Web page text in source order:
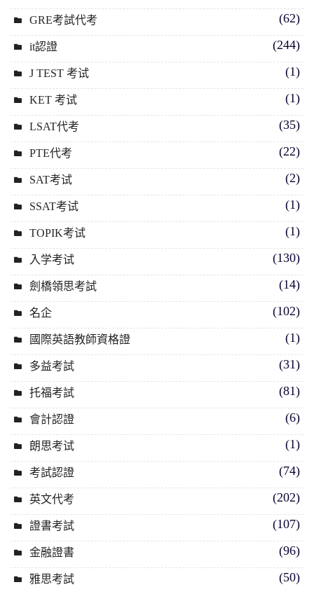
GRE考試代考 (62)
it認證 (244)
J TEST 考试 (1)
KET 考试 (1)
LSAT代考 (35)
PTE代考 (22)
SAT考试 (2)
SSAT考试 (1)
TOPIK考试 (1)
入学考试 (130)
劍橋領思考試 (14)
名企 (102)
國際英語教師資格證 (1)
多益考試 (31)
托福考試 (81)
會計認證 (6)
朗思考试 (1)
考試認證 (74)
英文代考 (202)
證書考試 (107)
金融證書 (96)
雅思考試 (50)